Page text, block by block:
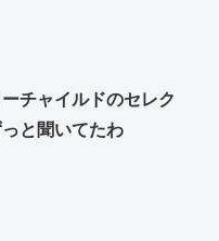
チャイルドのセレク
と聞いてたわ